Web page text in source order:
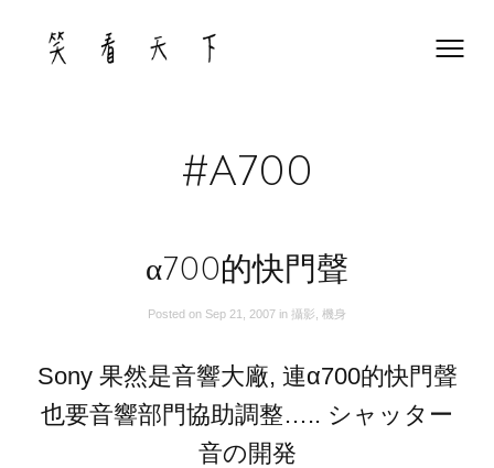
content
#A700
α700的快門聲
Posted on Sep 21, 2007 in 攝影 機身
Sony 果然是音響大廠, 連α700的快門聲
也要音響部門協助調整….. シャッター
音の開発